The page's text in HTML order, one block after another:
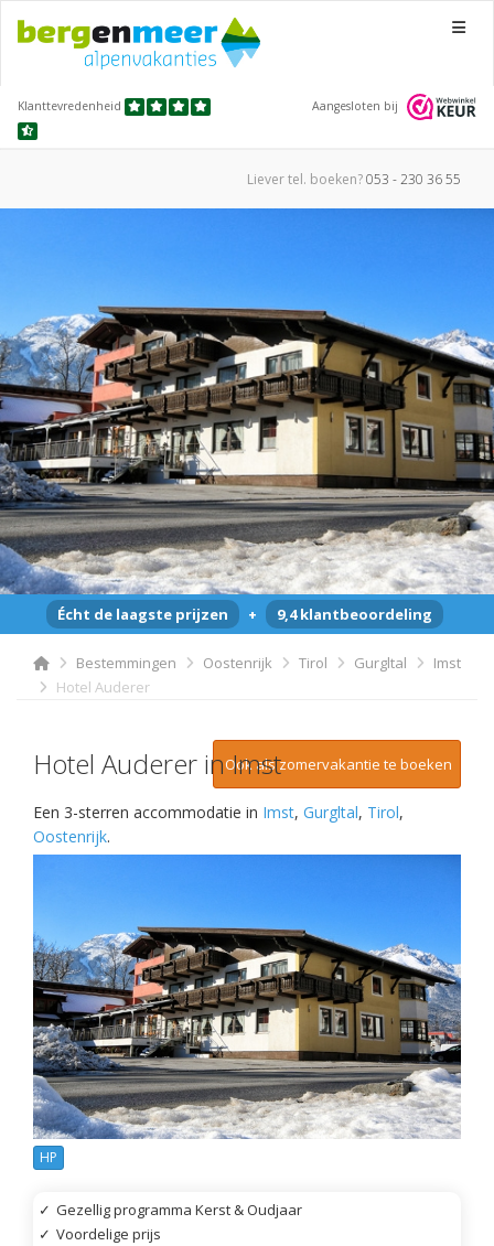
Menu
Klanttevredenheid Aangesloten bij
Liever tel. boeken?053 - 230 36 55
Écht de laagste prijzen + 9,4 klantbeoordeling
Bestemmingen Oostenrijk Tirol Gurgltal
Imst
Hotel Auderer
Hotel Auderer in ImstOok als zomervakantie te boeken
Een 3-sterren accommodatie in Imst, Gurgltal, Tirol,
Oostenrijk.
HP
✓ Gezellig programma Kerst & Oudjaar
✓ Voordelige prijs